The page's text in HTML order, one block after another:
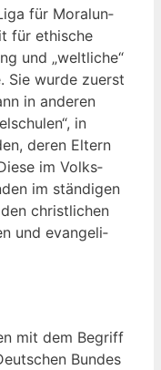
für Moral­un­
für ethi­sche
und „welt­li­che“
Sie wur­de zuerst
in ande­ren
in
deren Eltern
im Volks­
im stän­di­gen
christ­li­chen
und evan­ge­li­
mit dem Begriff
Bun­des